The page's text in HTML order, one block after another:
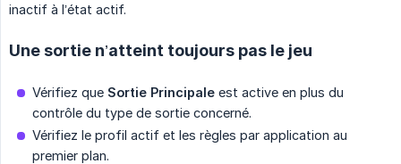
inactif à l’état actif.
Une sortie n’atteint toujours pas le jeu
Vérifiez que Sortie Principale est active en plus du
contrôle du type de sortie concerné.
Vérifiez le profil actif et les règles par application au
premier plan.